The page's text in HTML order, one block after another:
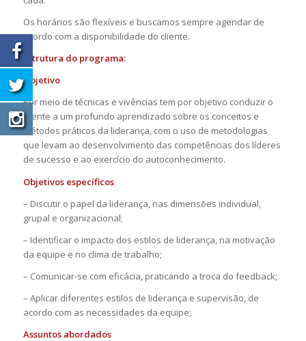
Os horários são flexíveis e buscamos sempre agendar de
acordo com a disponibilidade do cliente.
Estrutura do programa:
Objetivo
Por meio de técnicas e vivências tem por objetivo conduzir o
cliente a um profundo aprendizado sobre os conceitos e
métodos práticos da liderança, com o uso de metodologias
que levam ao desenvolvimento das competências dos líderes
de sucesso e ao exercício do autoconhecimento.
Objetivos específicos
– Discutir o papel da liderança, nas dimensões individual,
grupal e organizacional;
– Identificar o impacto dos estilos de liderança, na motivação
da equipe e no clima de trabalho;
– Comunicar-se com eficácia, praticando a troca do feedback;
– Aplicar diferentes estilos de liderança e supervisão, de
acordo com as necessidades da equipe;
Assuntos abordados